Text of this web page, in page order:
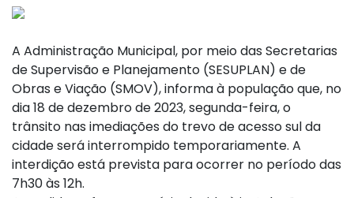
A Administração Municipal, por meio das Secretarias
de Supervisão e Planejamento (SESUPLAN) e de
Obras e Viação (SMOV), informa à população que, no
dia 18 de dezembro de 2023, segunda-feira, o
trânsito nas imediações do trevo de acesso sul da
cidade será interrompido temporariamente. A
interdição está prevista para ocorrer no período das
7h30 às 12h.